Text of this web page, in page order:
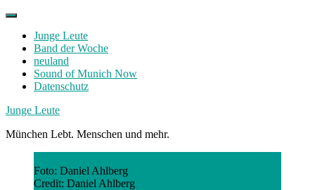
Skip
contentJunge Leute
Band der Woche
neuland
Sound of Munich Now
Datenschutz
Facebook
Twitter
Instagram
Junge Leute
München Lebt. Menschen und mehr.
Foto: Daniel Ahlberg
Credit: Daniel Ahlberg